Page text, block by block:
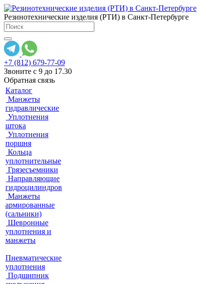
Резинотехнические изделия (РТИ) в Санкт-Петербурге
+7 (812) 679-77-09
Звоните с 9 до 17.30
Обратная связь
Каталог
Манжеты
гидравлические
Уплотнения
штока
Уплотнения
поршня
Кольца
уплотнительные
Грязесъемники
Направляющие
гидроцилиндров
Манжеты
армированные
(сальники)
Шевронные
уплотнения и
манжеты
Пневматические
уплотнения
Подшипник